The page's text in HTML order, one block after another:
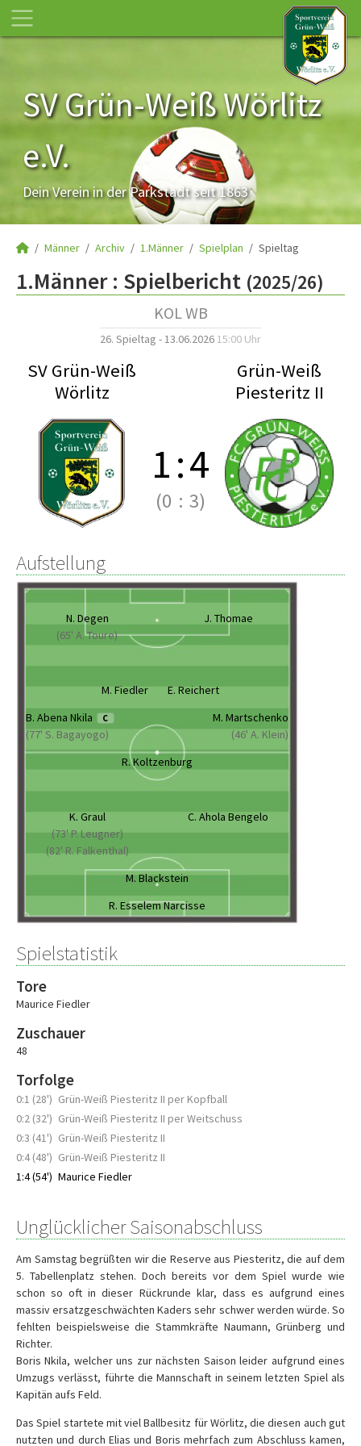
SV Grün-Weiß Wörlitz
e.V.
Dein Verein in der Parkstadt seit 1863
Männer Archiv 1.Männer Spielplan Spieltag
1.Männer : Spielbericht (2025/26)
KOL WB
26. Spieltag - 13.06.2026 15:00 Uhr
SV Grün-Weiß
Wörlitz
Grün-Weiß
Piesteritz II
1:4
(0 : 3)
Aufstellung
N. Degen
(65' A. Toure)
J. Thomae
M. Fiedler
E. Reichert
B. Abena Nkila
C
(77' S. Bagayogo)
M. Martschenko
(46' A. Klein)
R. Koltzenburg
K. Graul
(73' P. Leugner)
(82' R. Falkenthal)
C. Ahola Bengelo
M. Blackstein
R. Esselem Narcisse
Spielstatistik
Tore
Maurice Fiedler
Zuschauer
48
Torfolge
0:1 (28') Grün-Weiß Piesteritz II per Kopfball
0:2 (32') Grün-Weiß Piesteritz II per Weitschuss
0:3 (41') Grün-Weiß Piesteritz II
0:4 (48') Grün-Weiß Piesteritz II
1:4 (54') Maurice Fiedler
Unglücklicher Saisonabschluss
Am Samstag begrüßten wir die Reserve aus Piesteritz, die auf dem
5. Tabellenplatz stehen. Doch bereits vor dem Spiel wurde wie
schon so oft in dieser Rückrunde klar, dass es aufgrund eines
massiv ersatzgeschwächten Kaders sehr schwer werden würde. So
fehlten beispielsweise die Stammkräfte Naumann, Grünberg und
Richter.
Boris Nkila, welcher uns zur nächsten Saison leider aufgrund eines
Umzugs verlässt, führte die Mannschaft in seinem letzten Spiel als
Kapitän aufs Feld.
Das Spiel startete mit viel Ballbesitz für Wörlitz, die diesen auch gut
nutzten und durch Elias und Boris mehrfach zum Abschluss kamen,